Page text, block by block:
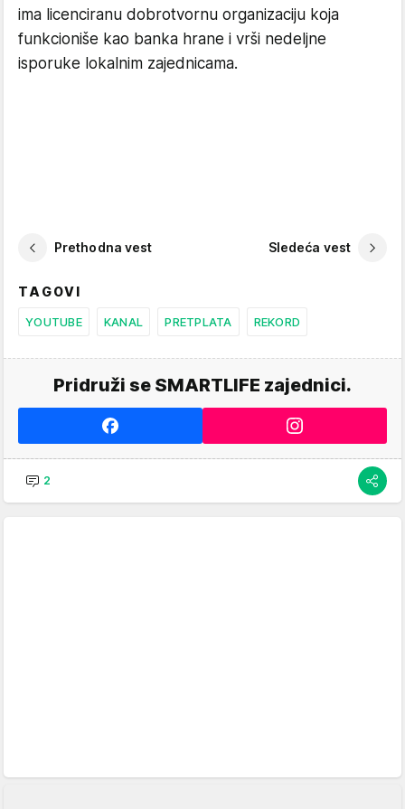
ima licenciranu dobrotvornu organizaciju koja
funkcioniše kao banka hrane i vrši nedeljne
isporuke lokalnim zajednicama.
Prethodna vest Sledeća vest
TAGOVI
YOUTUBE KANAL PRETPLATA REKORD
Pridruži se SMARTLIFE zajednici.
2